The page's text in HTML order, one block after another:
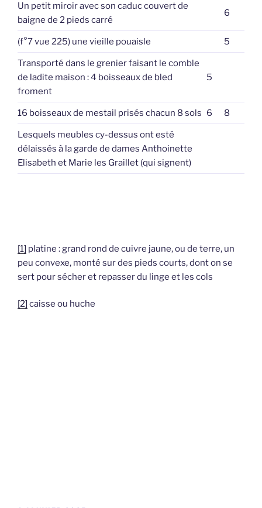
Un petit miroir avec son caduc couvert de
baigne de 2 pieds carré
6
(f°7 vue 225) une vieille pouaisle 5
Transporté dans le grenier faisant le comble
de ladite maison : 4 boisseaux de bled
froment
5
16 boisseaux de mestail prisés chacun 8 sols 6 8
Lesquels meubles cy-dessus ont esté
délaissés à la garde de dames Anthoinette
Elisabeth et Marie les Graillet (qui signent)
[1] platine : grand rond de cuivre jaune, ou de terre, un
peu convexe, monté sur des pieds courts, dont on se
sert pour sécher et repasser du linge et les cols
[2] caisse ou huche